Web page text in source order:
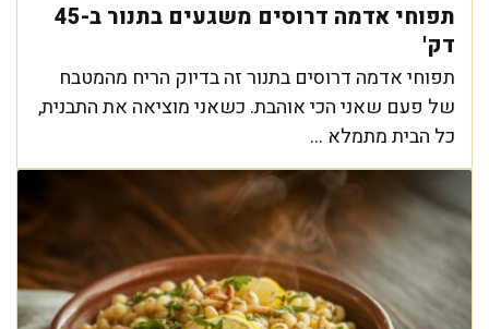
תפוחי אדמה דרוסים משגעים בתנור ב-45
דק'
תפוחי אדמה דרוסים בתנור זה בדיוק הריח מהמטבח
של פעם שאני הכי אוהבת. כשאני מוציאה את התבנית,
כל הבית מתמלא ...